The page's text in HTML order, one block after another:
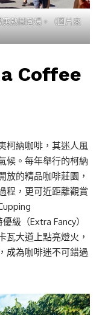
熱鬧登場。（圖片來
Coffee
柯納咖啡，其迷人風
候。每年舉行的柯納
放的精品咖啡莊園，
程，更可近距離觀賞
級（Extra Fancy）
瓦大道上點亮燈火，
成為咖啡迷不可錯過